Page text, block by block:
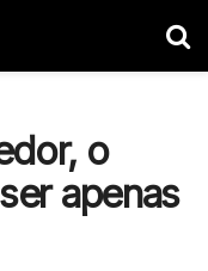
o
apenas